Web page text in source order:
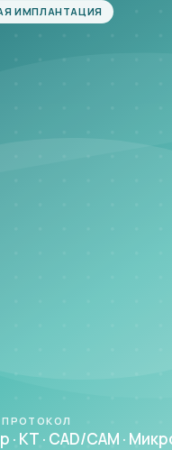
ИМПЛАНТАЦИЯ
· КТ · CAD/CAM ·